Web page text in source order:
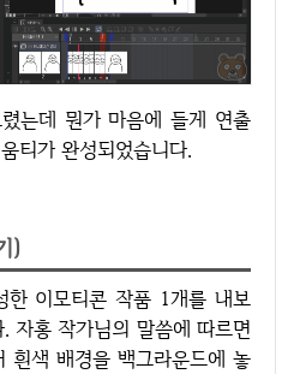
티가 완성되었습니다.
)
자홍 작가님의 말씀에 따르면
흰색 배경을 백그라운드에 놓